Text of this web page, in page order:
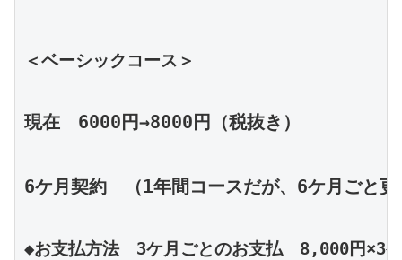
＜ベーシックコース＞
現在　6000円→8000円（税抜き）
6ケ月契約　（1年間コースだが、6ケ月ごと
◆お支払方法　3ケ月ごとのお支払　8,000円×3